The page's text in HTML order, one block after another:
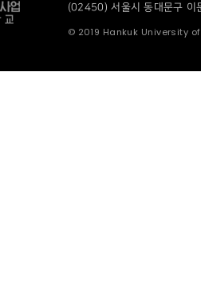
(02450) 서울시 동대문구
© 2019 Hankuk University